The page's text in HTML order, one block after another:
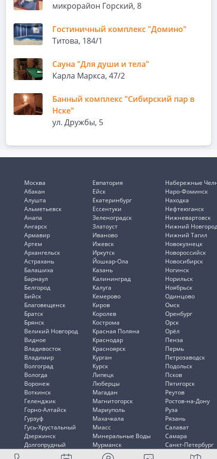
микрорайон Горский, 8
Гостиничный комплекс "Домино"
Титова, 184/1
Сауна "Для души и тела"
Карла Маркса, 47/2
Банный комплекс "Сибирский пар в
Нске"
ул. Дружбы, 5
Москва
Абакан
Алушта
Альметьевск
Анапа
Ангарск
Армавир
Артем
Архангельск
Астрахань
Балашиха
Барнаул
Белгород
Бийск
Благовещенск
Братск
Брянск
Великий Новгород
Видное
Владивосток
Владимир
Волгоград
Вологда
Воронеж
Воткинск
Геленджик
Горно-Алтайск
Гурзуф
Гусь-Хрустальный
Дзержинск
Долгопрудный
Евпатория
Ейск
Екатеринбург
Ессентуки
Зеленоградск
Златоуст
Иваново
Ижевск
Иркутск
Йошкар-Ола
Казань
Калининград
Калуга
Кемерово
Киров
Королев
Кострома
Красная Поляна
Краснодар
Красноярск
Курган
Курск
Липецк
Люберцы
Магадан
Магнитогорск
Мариуполь
Махачкала
Миасс
Минеральные Воды
Мурманск
Мытищи
Набережные
Наро-Фоминск
Находка
Нефтеюганск
Нижневартовск
Нижний
Нижний Тагил
Новокузнецк
Новороссийск
Новосибирск
Ногинск
Норильск
Ноябрьск
Одинцово
Омск
Оренбург
Орск
Орёл
Пенза
Пермь
Петрозаводск
Подольск
Псков
Пятигорск
Реутов
Ростов-на-Дону
Руза
Рязань
Салават
Самара
Санкт-Петербург